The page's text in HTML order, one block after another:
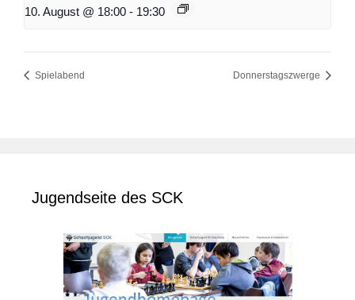
10. August @ 18:00 - 19:30
Spielabend Donnerstagszwerge
Jugendseite des SCK